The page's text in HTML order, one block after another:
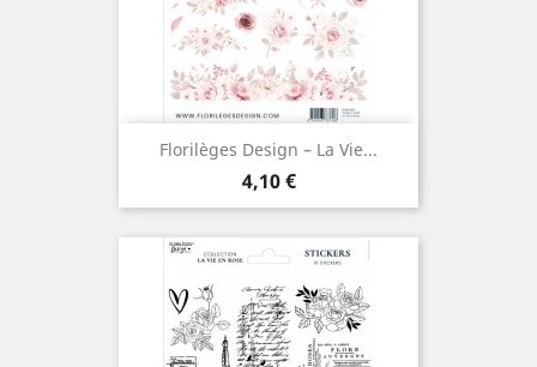
Florilèges Design – La Vie...
Prix
4,10 €